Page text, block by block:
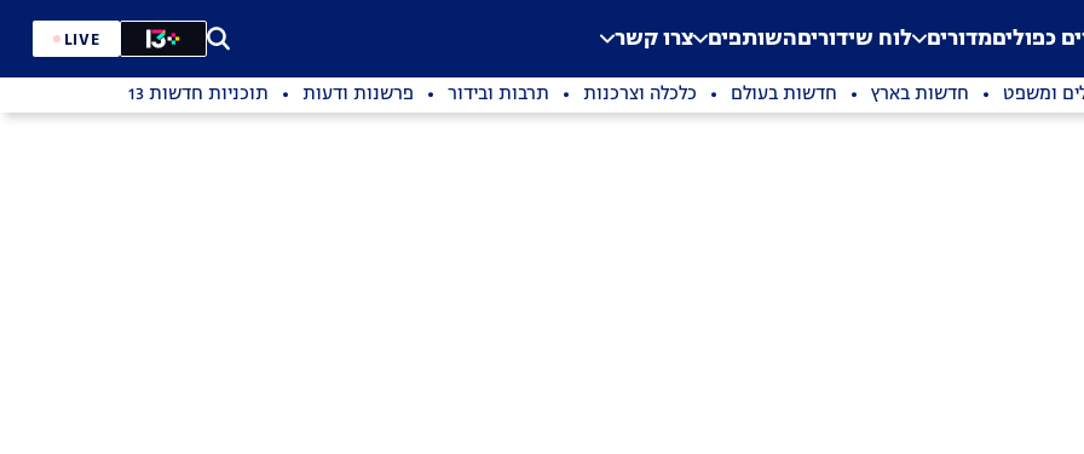
Application error: a
. כפוליםמדורים לוח שידוריםהשותפים צרו קשר LIVE
ומשפט חדשות בארץ חדשות בעולם כלכלה וצרכנות תרבות ובידור פרשנות ודעות תוכניות חדשות 13